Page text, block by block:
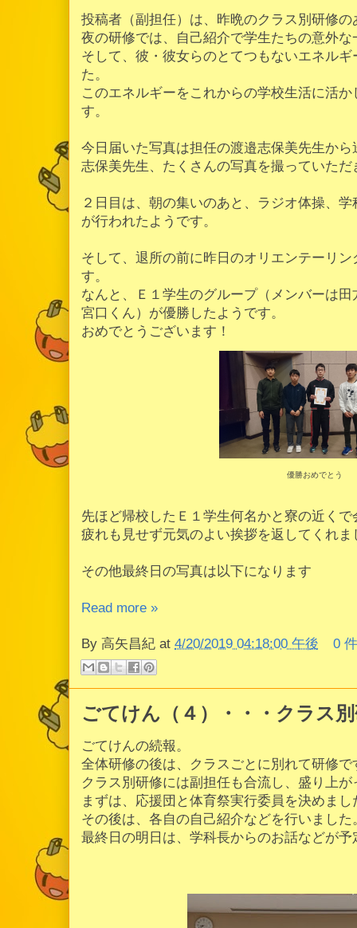
投稿者（副担任）は、昨晩のクラス別研修
夜の研修では、自己紹介で学生たちの意外
そして、彼・彼女らのとてつもないエネル
た。
このエネルギーをこれからの学校生活に活
す。
今日届いた写真は担任の渡邉志保美先生か
志保美先生、たくさんの写真を撮っていた
２日目は、朝の集いのあと、ラジオ体操、
が行われたようです。
そして、退所の前に昨日のオリエンテーリ
す。
なんと、Ｅ１学生のグループ（メンバーは
宮口くん）が優勝したようです。
おめでとうございます！
優勝おめでとう
先ほど帰校したＥ１学生何名かと寮の近く
疲れも見せず元気のよい挨拶を返してくれま
その他最終日の写真は以下になります
Read more »
By 高矢昌紀 at 4/20/2019 04:18:00 午後 0
ごてけん（４）・・・クラス
ごてけんの続報。
全体研修の後は、クラスごとに別れて研修で
クラス別研修には副担任も合流し、盛り上
まずは、応援団と体育祭実行委員を決めまし
その後は、各自の自己紹介などを行いました
最終日の明日は、学科長からのお話などが